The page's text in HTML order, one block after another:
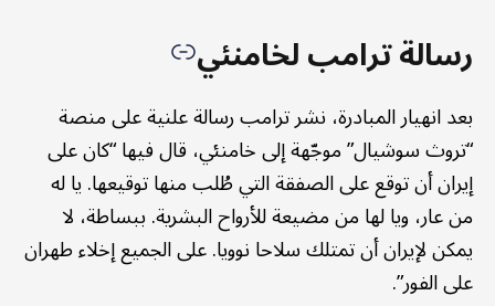
رسالة ترامب لخامنئي
بعد انهيار المبادرة، نشر ترامب رسالة علنية على منصة
“تروث سوشيال” موجّهة إلى خامنئي، قال فيها “كان على
إيران أن توقع على الصفقة التي طُلب منها توقيعها. يا له
من عار، ويا لها من مضيعة للأرواح البشرية. ببساطة، لا
يمكن لإيران أن تمتلك سلاحا نوويا. على الجميع إخلاء طهران
على الفور”.